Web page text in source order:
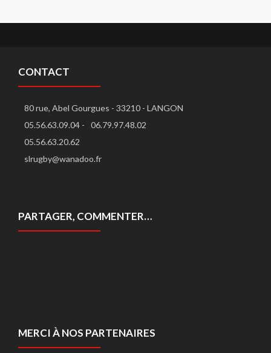
CONTACT
80 rue, Abel Gourgues - 33210 - LANGON
05.56.63.09.04 -
06.79.97.48.02
05.56.63.20.62
slrugby@wanadoo.fr
PARTAGER, COMMENTER…
MERCI À NOS PARTENAIRES